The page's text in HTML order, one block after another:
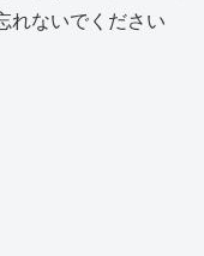
れないでください